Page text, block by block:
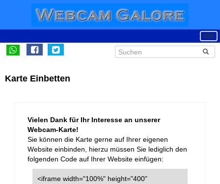
Karte Einbetten
Vielen Dank für Ihr Interesse an unserer
Webcam-Karte!
Sie können die Karte gerne auf Ihrer eigenen
Website einbinden, hierzu müssen Sie lediglich den
folgenden Code auf Ihrer Website einfügen:
<iframe width="100%" height="400"